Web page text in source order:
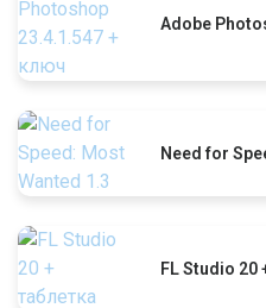
Adobe
Need for
FL Studio 20